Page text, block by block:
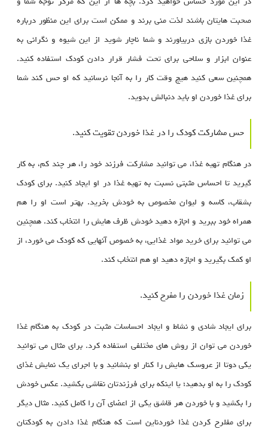
صحبت هایتان باشند لذت منی برند و ممکن است برای این منظور درباره
غذا خوردن بازی دربیاورند و شما ناچار شوید از این شیوه و نگرانی به
عنوان ابزار و سلاحی برای تحت فشار قرار دادن کودک استفاده کنید.
همچنین سعی کنید هیچ وقت کار را به آنجا نرسانید که او حس کند شما
برای غذا خوردن او باید دنبالش بدوید.
حس مشارکت کودک را در غذا خوردن تقویت کنید.
در هنگام تهیه غذا، می توانید مشارکت فرزند خود را، هر چند کم، به کار
گیرید تا احساس مثبتی نسبت به تهیه غذا در او ایجاد کنید. برای کودک
بشقاب، کاسه و لیوان مخصوص به خودش بخرید. بهتر است او را هم
همراه خود ببرید و اجازه دهید خودش ظرف هایش را انتخاب کند. همچنین
می توانید برای خرید مواد غذایی، به خصوص آنهایی که کودک می خورد، از
او کمک بگیرید و اجازه دهید او هم انتخاب کند.
زمان غذا خوردن را مفرح کنید.
برای ایجاد شادی و نشاط و ایجاد احساسات مثبت در کودک به هنگام غذا
خوردن می توان از روش های مختلفی استفاده کرد. برای مثال می توانید
یکی دوتا از عروسک هایش را کنار او بنشانید و با اجرای یک نمایش غذای
کودک را به او بدهید؛ یا اینکه برای فرزندتان نقاشی بکشید. عکس خودش
را بکشید و با خوردن هر قاشق یکی از اعضای آن را کامل کنید. مثال دیگر
برای مفلرح کردن غذا خوردناین است که هنگام غذا دادن به کودکتان